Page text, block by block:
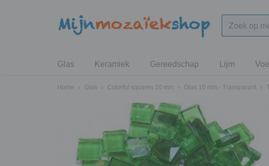
Glas Keramiek Gereedschap Lijm
Home › Glas › Colorful squares 10 mm › Glas 10 mm - Transparant ›